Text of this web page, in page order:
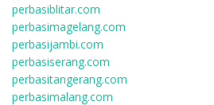
perbasiblitar.com
perbasimagelang.com
perbasijambi.com
perbasiserang.com
perbasitangerang.com
perbasimalang.com